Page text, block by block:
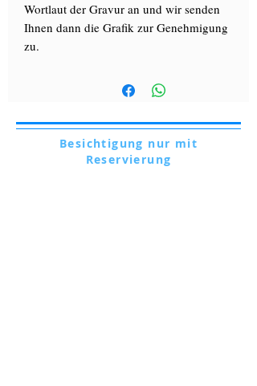
Wortlaut der Gravur an und wir senden
Ihnen dann die Grafik zur Genehmigung
zu.
Besichtigung nur mit
Reservierung